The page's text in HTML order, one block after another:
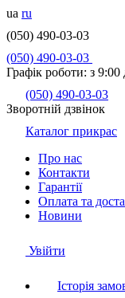
ua ru
(050) 490-03-03
(050) 490-03-03
Графік роботи: з 9:00
(050) 490-03-03
Зворотній дзвінок
Каталог прикрас
Про нас
Контакти
Гарантії
Оплата та
Новини
Увійти
Історія